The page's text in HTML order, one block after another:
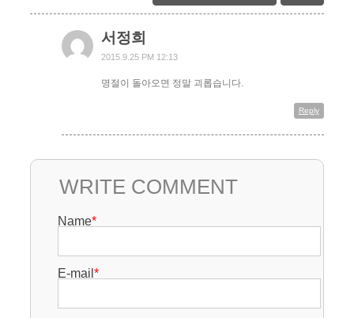
서정희
2015.9.25 PM 12:13
명절이 돌아오면 정말 괴롭습니다.
Reply
WRITE COMMENT
Name*
E-mail*